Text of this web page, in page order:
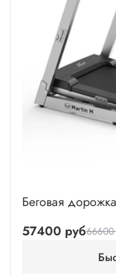
Беговая
57400 руб66600